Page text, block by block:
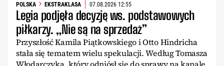
POLSKA EKSTRAKLASA 07.08.2026 12:55
Legia podjęła decyzję ws. podstawowych
piłkarzy. „Nie są na sprzedaż”
Przyszłość Kamila Piątkowskiego i Otto Hindricha
stała się tematem wielu spekulacji. Według Tomasza